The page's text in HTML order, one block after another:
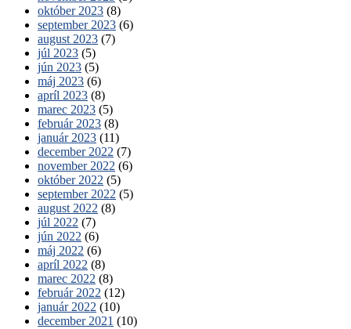
október 2023 (8)
september 2023 (6)
august 2023 (7)
júl 2023 (5)
jún 2023 (5)
máj 2023 (6)
apríl 2023 (8)
marec 2023 (5)
február 2023 (8)
január 2023 (11)
december 2022 (7)
november 2022 (6)
október 2022 (5)
september 2022 (5)
august 2022 (8)
júl 2022 (7)
jún 2022 (6)
máj 2022 (6)
apríl 2022 (8)
marec 2022 (8)
február 2022 (12)
január 2022 (10)
december 2021 (10)